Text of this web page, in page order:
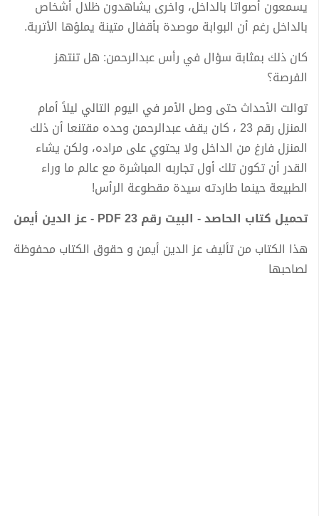
يسمعون أصواتا بالداخل، واخرى يشاهدون ظلال أشخاص
بالداخل رغم أن البوابة موصدة بأقفال متينة يملؤها الأتربة.
كان ذلك بمثابة سؤال في رأس عبدالرحمن: هل تنتهز
الفرصة؟
توالت الأحداث حتى وصل الأمر في اليوم التالي ليلاً أمام
المنزل رقم 23 ، كان يقف عبدالرحمن وحده مقتنعا أن ذلك
المنزل فارغ من الداخل ولا يحتوي على مراده، ولكن يشاء
القدر أن تكون تلك أول تجاربه المباشرة مع عالم ما وراء
الطبيعة حينما طاردته سيدة مقطوعة الرأس!
تحميل كتاب الحاصد - البيت رقم 23 PDF - عز الدين أيمن
هذا الكتاب من تأليف عز الدين أيمن و حقوق الكتاب محفوظة
لصاحبها